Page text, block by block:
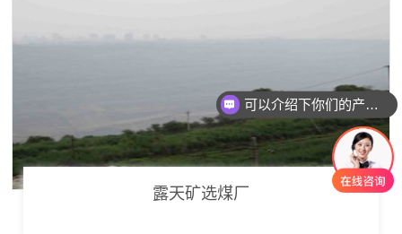
露天矿选煤厂
可以介绍下你们的产品么
你们是怎么收费的呢